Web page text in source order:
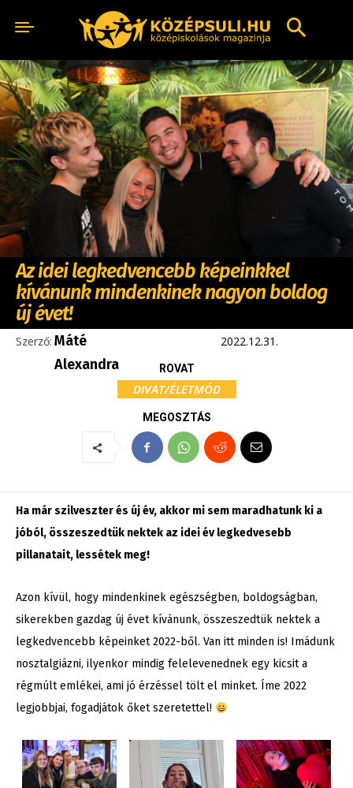
Az idei legkedvencebb képeinkkel
kívánunk mindenkinek nagyon boldog
új évet!
Szerző: Máté
Alexandra
2022.12.31.
ROVAT
DIVAT/ÉLETMÓD
MEGOSZTÁS
Ha már szilveszter és új év, akkor mi sem maradhatunk ki a
jóból, összeszedtük nektek az idei év legkedvesebb
pillanatait, lessétek meg!
Azon kívül, hogy mindenkinek egészségben, boldogságban,
sikerekben gazdag új évet kívánunk, összeszedtük nektek a
legkedvencebb képeinket 2022-ből. Van itt minden is! Imádunk
nosztalgiázni, ilyenkor mindig felelevenednek egy kicsit a
régmúlt emlékei, ami jó érzéssel tölt el minket. Íme 2022
legjobbjai, fogadjátok őket szeretettel!